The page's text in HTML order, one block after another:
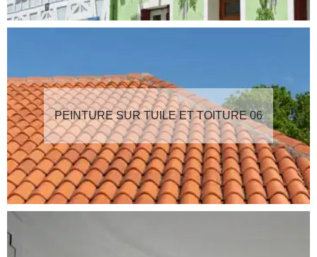
PEINTURE SUR TUILE ET TOITURE 06